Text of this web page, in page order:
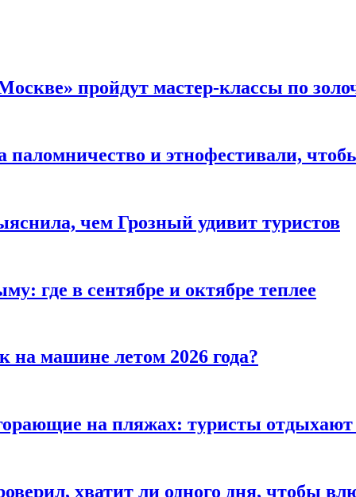
пройдут мастер-классы по
паломничество и этнофестивали,
чем Грозный удивит туристов
где в сентябре и октябре теплее
на машине летом 2026 года?
на пляжах: туристы
хватит ли одного дня, чтобы